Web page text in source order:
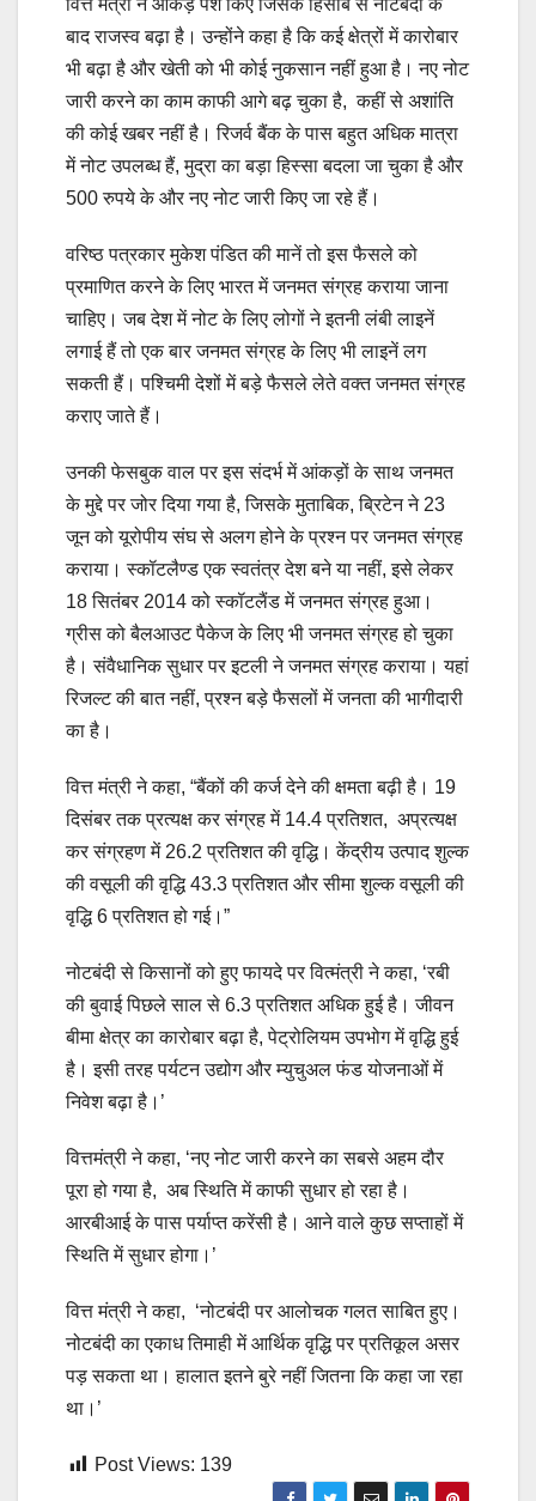
वित्त मंत्री ने आंकड़े पेश किए जिसके हिसाब से नोटबंदी के
बाद राजस्व बढ़ा है। उन्‍होंने कहा है कि कई क्षेत्रों में कारोबार
भी बढ़ा है और खेती को भी कोई नुकसान नहीं हुआ है। नए नोट
जारी करने का काम काफी आगे बढ़ चुका है, कहीं से अशांति
की कोई खबर नहीं है। रिजर्व बैंक के पास बहुत अधिक मात्रा
में नोट उपलब्ध हैं, मुद्रा का बड़ा हिस्सा बदला जा चुका है और
500 रुपये के और नए नोट जारी किए जा रहे हैं।
वरिष्‍ठ पत्रकार मुकेश पंडित की मानें तो इस फैसले को
प्रमाणित करने के लिए भारत में जनमत संग्रह कराया जाना
चाहिए। जब देश में नोट के लिए लोगों ने इतनी लंबी लाइनें
लगाई हैं तो एक बार जनमत संग्रह के लिए भी लाइनें लग
सकती हैं। पश्चिमी देशों में बड़े फैसले लेते वक्त जनमत संग्रह
कराए जाते हैं।
उनकी फेसबुक वाल पर इस संदर्भ में आंकड़ों के साथ जनमत
के मुद्दे पर जोर दिया गया है, जिसके मुताबिक, ब्रिटेन ने 23
जून को यूरोपीय संघ से अलग होने के प्रश्न पर जनमत संग्रह
कराया। स्कॉटलैण्ड एक स्वतंत्र देश बने या नहीं, इसे लेकर
18 सितंबर 2014 को स्कॉटलैंड में जनमत संग्रह हुआ।
ग्रीस को बैलआउट पैकेज के लिए भी जनमत संग्रह हो चुका
है। संवैधानिक सुधार पर इटली ने जनमत संग्रह कराया। यहां
रिजल्ट की बात नहीं, प्रश्न बड़े फैसलों में जनता की भागीदारी
का है।
वित्त मंत्री ने कहा, “बैंकों की कर्ज देने की क्षमता बढ़ी है। 19
दिसंबर तक प्रत्यक्ष कर संग्रह में 14.4 प्रतिशत, अप्रत्यक्ष
कर संग्रहण में 26.2 प्रतिशत की वृद्धि। केंद्रीय उत्पाद शुल्क
की वसूली की वृद्धि 43.3 प्रतिशत और सीमा शुल्क वसूली की
वृद्धि 6 प्रतिशत हो गई।”
नोटबंदी से किसानों को हुए फायदे पर वित्मंत्री ने कहा, ‘रबी
की बुवाई पिछले साल से 6.3 प्रतिशत अधिक हुई है। जीवन
बीमा क्षेत्र का कारोबार बढ़ा है, पेट्रोलियम उपभोग में वृद्धि हुई
है। इसी तरह पर्यटन उद्योग और म्युचुअल फंड योजनाओं में
निवेश बढ़ा है।’
वित्तमंत्री ने कहा, ‘नए नोट जारी करने का सबसे अहम दौर
पूरा हो गया है, अब स्थिति में काफी सुधार हो रहा है।
आरबीआई के पास पर्याप्त करेंसी है। आने वाले कुछ सप्ताहों में
स्थिति में सुधार होगा।’
वित्त मंत्री ने कहा, ‘नोटबंदी पर आलोचक गलत साबित हुए।
नोटबंदी का एकाध तिमाही में आर्थिक वृद्धि पर प्रतिकूल असर
पड़ सकता था। हालात इतने बुरे नहीं जितना कि कहा जा रहा
था।’
Post Views: 139